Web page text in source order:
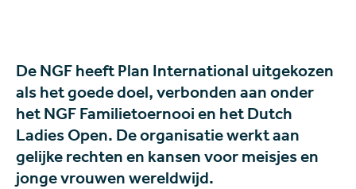
De NGF heeft Plan International uitgekozen
als het goede doel, verbonden aan onder
het NGF Familietoernooi en het Dutch
Ladies Open. De organisatie werkt aan
gelijke rechten en kansen voor meisjes en
jonge vrouwen wereldwijd.